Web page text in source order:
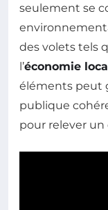
seulement se
des volets tels
l’économie
éléments peut
publique
pour relever un